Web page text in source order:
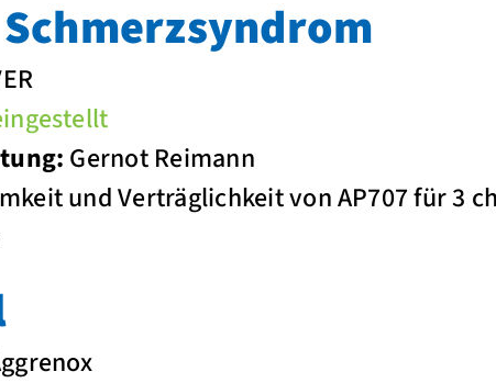
Gernot Reimann
und Verträglichkeit von AP707 für 3